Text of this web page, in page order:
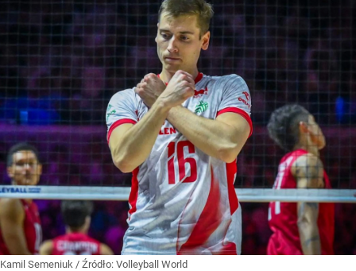
Kamil Semeniuk / Źródło: Volleyball World